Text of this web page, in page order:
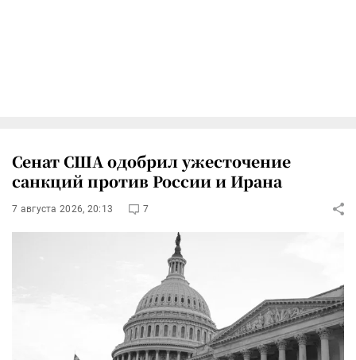
Сенат США одобрил ужесточение
санкций против России и Ирана
7 августа 2026, 20:13 7